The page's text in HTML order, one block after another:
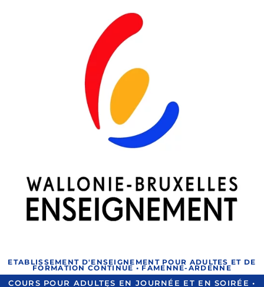
ETABLISSEMENT D'ENSEIGNEMENT POUR ADULTES ET DE
FORMATION CONTINUE • FAMENNE-ARDENNE
COURS POUR ADULTES EN JOURNÉE ET EN SOIRÉE •